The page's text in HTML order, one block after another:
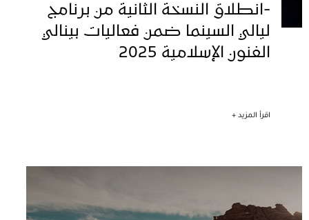
-انطلاق النسخة الثانية من برنامج
ليالي السينما ضمن فعاليات بينالي
الفنون الإسلامية 2025
اقرأ المزيد +